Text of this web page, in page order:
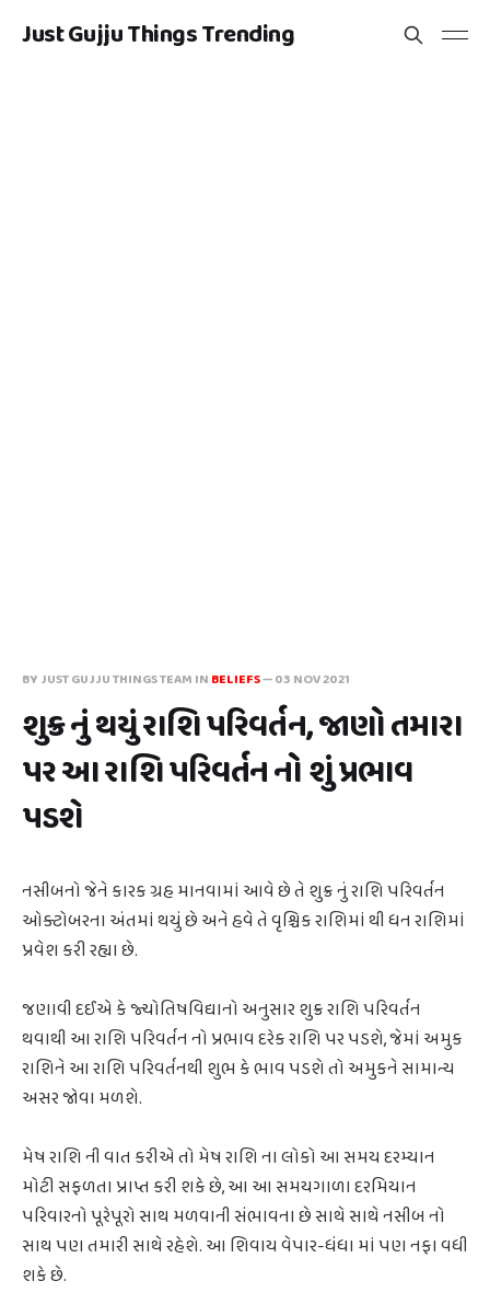
Just Gujju Things Trending
BY JUST GUJJU THINGS TEAM IN BELIEFS—03 NOV 2021
શુક્ર નું થયું રાશિ પરિવર્તન, જાણો તમારા
પર આ રાશિ પરિવર્તન નો શું પ્રભાવ
પડશે
નસીબનો જેને કારક ગ્રહ માનવામાં આવે છે તે શુક્ર નું રાશિ પરિવર્તન
ઓક્ટોબરના અંતમાં થયું છે અને હવે તે વૃશ્ચિક રાશિમાં થી ધન રાશિમાં
પ્રવેશ કરી રહ્યા છે.
જણાવી દઈએ કે જ્યોતિષવિદ્યાનો અનુસાર શુક્ર રાશિ પરિવર્તન
થવાથી આ રાશિ પરિવર્તન નો પ્રભાવ દરેક રાશિ પર પડશે, જેમાં અમુક
રાશિને આ રાશિ પરિવર્તનથી શુભ કે ભાવ પડશે તો અમુકને સામાન્ય
અસર જોવા મળશે.
મેષ રાશિ ની વાત કરીએ તો મેષ રાશિ ના લોકો આ સમય દરમ્યાન
મોટી સફળતા પ્રાપ્ત કરી શકે છે, આ આ સમયગાળા દરમિયાન
પરિવારનો પૂરેપૂરો સાથ મળવાની સંભાવના છે સાથે સાથે નસીબ નો
સાથ પણ તમારી સાથે રહેશે. આ શિવાય વેપાર-ધંધા માં પણ નફા વધી
શકે છે.